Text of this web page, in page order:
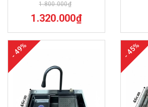
1.800.000₫
1.320.000₫
- 49% - 45%